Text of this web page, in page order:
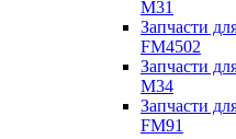
M31
Запчасти
FM4502
Запчасти
M34
Запчасти
FM91